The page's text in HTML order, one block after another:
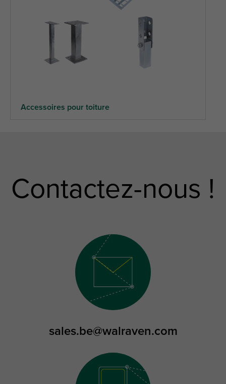
Accessoires pour toiture
Contactez-nous !
sales.be@walraven.com